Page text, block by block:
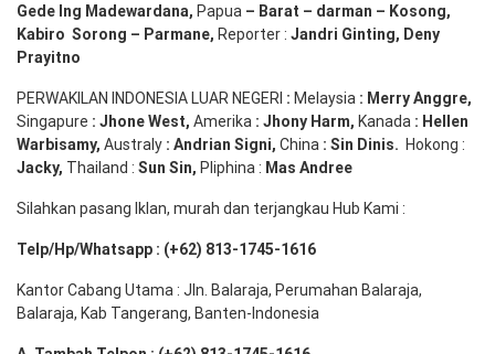
Gede Ing Madewardana, Papua – Barat – darman – Kosong,
Kabiro Sorong – Parmane, Reporter : Jandri Ginting, Deny
Prayitno
PERWAKILAN INDONESIA LUAR NEGERI : Melaysia : MerryAnggre,
Singapure : JhoneWest, Amerika : Jhony Harm, Kanada : Hellen
Warbisamy, Australy : Andrian Signi, China : Sin Dinis. Hokong :
Jacky, Thailand : Sun Sin, Pliphina : Mas Andree
Silahkan pasang Iklan, murah dan terjangkau Hub Kami :
Telp/Hp/Whatsapp : (+62) 813-1745-1616
Kantor Cabang Utama : Jln. Balaraja, Perumahan Balaraja,
Balaraja, Kab Tangerang, Banten-Indonesia